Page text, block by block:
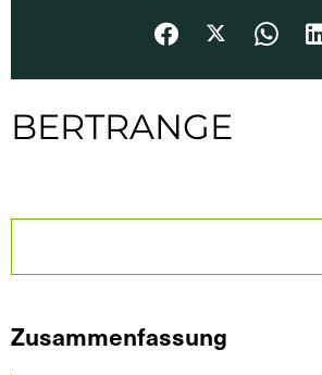
BERTRANGE
Zusammenfassung